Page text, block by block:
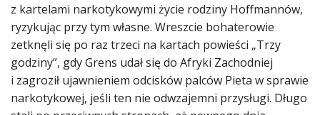
z kartelami narkotykowymi życie rodziny Hoffmannów,
ryzykując przy tym własne. Wreszcie bohaterowie
zetknęli się po raz trzeci na kartach powieści „Trzy
godziny”, gdy Grens udał się do Afryki Zachodniej
i zagroził ujawnieniem odcisków palców Pieta w sprawie
narkotykowej, jeśli ten nie odwzajemni przysługi. Długo